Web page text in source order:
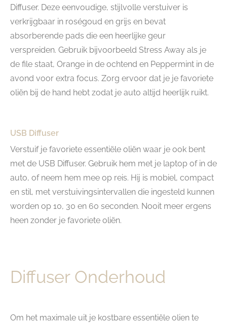
Diffuser. Deze eenvoudige, stijlvolle verstuiver is
verkrijgbaar in roségoud en grijs en bevat
absorberende pads die een heerlijke geur
verspreiden. Gebruik bijvoorbeeld Stress Away als je
de file staat, Orange in de ochtend en Peppermint in de
avond voor extra focus. Zorg ervoor dat je je favoriete
oliën bij de hand hebt zodat je auto altijd heerlijk ruikt.
USB Diffuser
Verstuif je favoriete essentiële oliën waar je ook bent
met de USB Diffuser. Gebruik hem met je laptop of in de
auto, of neem hem mee op reis. Hij is mobiel, compact
en stil, met verstuivingsintervallen die ingesteld kunnen
worden op 10, 30 en 60 seconden. Nooit meer ergens
heen zonder je favoriete oliën.
Diffuser Onderhoud
Om het maximale uit je kostbare essentiële olien te